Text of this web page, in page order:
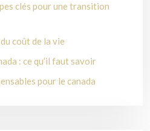
clés pour une transition
coût de la vie
: ce qu’il faut savoir
pour le canada